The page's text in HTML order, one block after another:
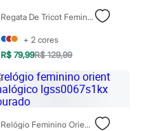
Regata De Tricot Feminina Metalizada Dourado
+ 2 cores
R$ 79,99R$ 129,99
Relógio Feminino Orient Analógico Lgss0067s1kx Dourado